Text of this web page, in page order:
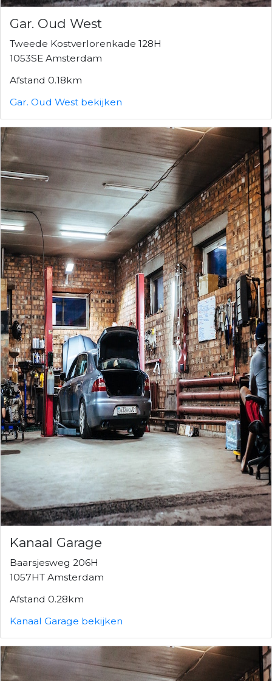
Gar. Oud West
Tweede Kostverlorenkade 128H
1053SE Amsterdam
Afstand 0.18km
Gar. Oud West bekijken
Kanaal Garage
Baarsjesweg 206H
1057HT Amsterdam
Afstand 0.28km
Kanaal Garage bekijken